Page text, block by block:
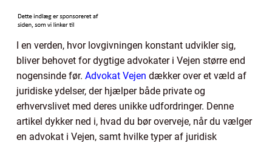
I en verden, hvor lovgivningen konstant udvikler sig,
bliver behovet for dygtige advokater i Vejen større end
nogensinde før. Advokat Vejen dækker over et væld af
juridiske ydelser, der hjælper både private og
erhvervslivet med deres unikke udfordringer. Denne
artikel dykker ned i, hvad du bør overveje, når du vælger
en advokat i Vejen, samt hvilke typer af juridisk